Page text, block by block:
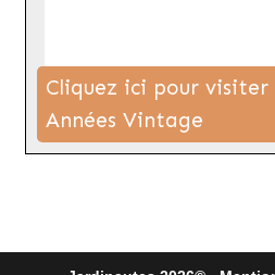
Cliquez ici pour visiter
Années Vintage